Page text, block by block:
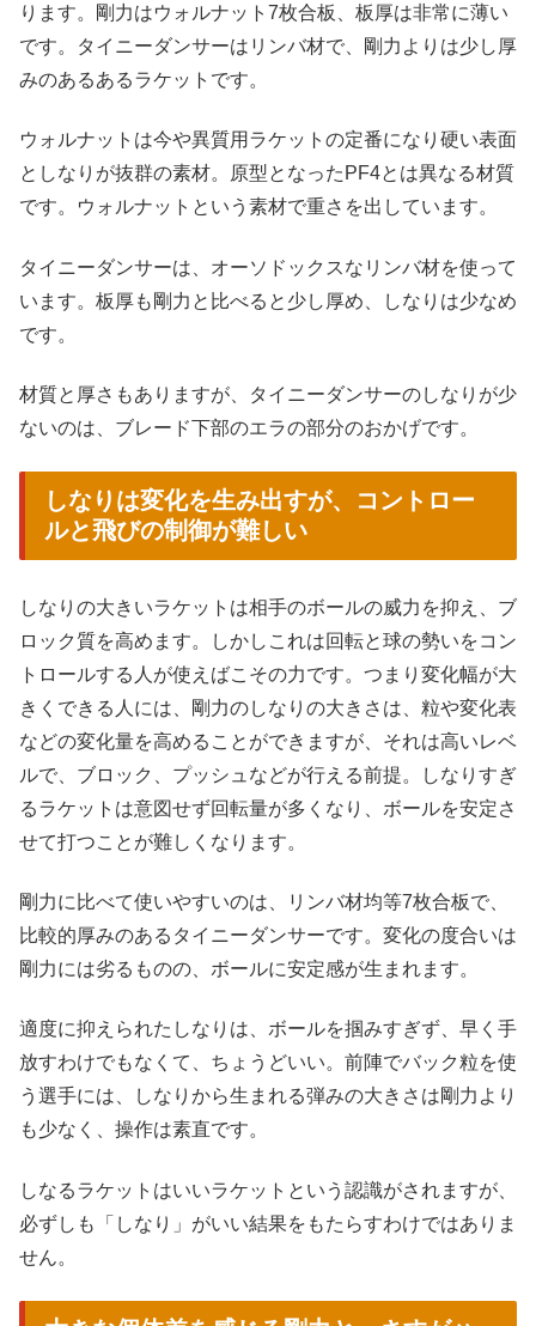
ります。剛力はウォルナット7枚合板、板厚は非常に薄い
です。タイニーダンサーはリンバ材で、剛力よりは少し厚
みのあるあるラケットです。
ウォルナットは今や異質用ラケットの定番になり硬い表面
としなりが抜群の素材。原型となったPF4とは異なる材質
です。ウォルナットという素材で重さを出しています。
タイニーダンサーは、オーソドックスなリンバ材を使って
います。板厚も剛力と比べると少し厚め、しなりは少なめ
です。
材質と厚さもありますが、タイニーダンサーのしなりが少
ないのは、ブレード下部のエラの部分のおかげです。
しなりは変化を生み出すが、コントロー
ルと飛びの制御が難しい
しなりの大きいラケットは相手のボールの威力を抑え、ブ
ロック質を高めます。しかしこれは回転と球の勢いをコン
トロールする人が使えばこその力です。つまり変化幅が大
きくできる人には、剛力のしなりの大きさは、粒や変化表
などの変化量を高めることができますが、それは高いレベ
ルで、ブロック、プッシュなどが行える前提。しなりすぎ
るラケットは意図せず回転量が多くなり、ボールを安定さ
せて打つことが難しくなります。
剛力に比べて使いやすいのは、リンバ材均等7枚合板で、
比較的厚みのあるタイニーダンサーです。変化の度合いは
剛力には劣るものの、ボールに安定感が生まれます。
適度に抑えられたしなりは、ボールを掴みすぎず、早く手
放すわけでもなくて、ちょうどいい。前陣でバック粒を使
う選手には、しなりから生まれる弾みの大きさは剛力より
も少なく、操作は素直です。
しなるラケットはいいラケットという認識がされますが、
必ずしも「しなり」がいい結果をもたらすわけではありま
せん。